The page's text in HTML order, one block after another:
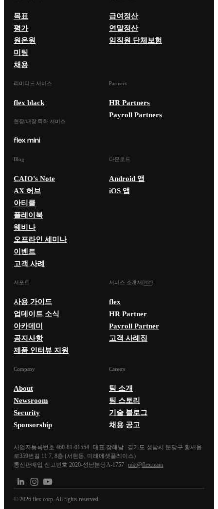
목표
평가
원온원
미팅
채용
급여정산
연말정산
임직원 단체보험
리미티드 서비스
flex black
현장/매장 특화 서비스
Partners
HR Partners
Payroll Partners
Blog
CAIO's Note
AX 허브
아티클
플레이북
웨비나
오프라인 세미나
이벤트
고객 사례
다운로드
Android 앱
iOS 앱
서포트
사용 가이드
업데이트 소식
아카데미
공지사항
제품 인터뷰 지원
서비스 소개서
flex
HR Partner
Payroll Partner
고객 사례집
Company
About
Newsroom
Security
Sponsorship
Careers
팀 소개
팀 스토리
기술 블로그
채용 공고
사업자등록번호 460-81-01554 대표 장해남
경기도 성남시 분당구 황새울
로359번길 11 7, 8층 (서현동, 미래에셋플레이스)
통신판매업 신고번호 2020-성남분당A-1757 mkt@flex.team
© 2026 flex corp. All rights reserved.